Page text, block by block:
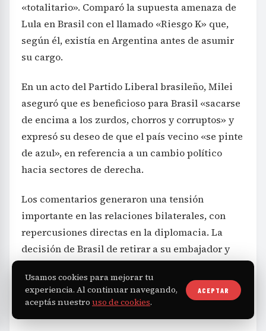
«totalitario». Comparó la supuesta amenaza de
Lula en Brasil con el llamado «Riesgo K» que,
según él, existía en Argentina antes de asumir
su cargo.
En un acto del Partido Liberal brasileño, Milei
aseguró que es beneficioso para Brasil «sacarse
de encima a los zurdos, chorros y corruptos» y
expresó su deseo de que el país vecino «se pinte
de azul», en referencia a un cambio político
hacia sectores de derecha.
Los comentarios generaron una tensión
importante en las relaciones bilaterales, con
repercusiones directas en la diplomacia. La
decisión de Brasil de retirar a su embajador y
claro rechazo a las constantes ofensas del
presidente argentino hacia su gobierno.
Usamos cookies para mejorar tu
experiencia. Al continuar navegando,
aceptás nuestro uso de cookies.
ACEPTAR